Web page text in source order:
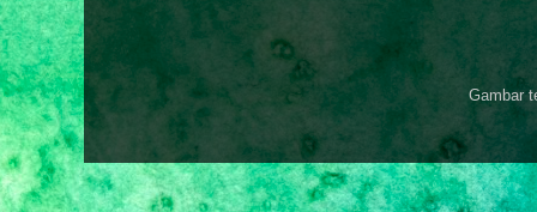
Gambar